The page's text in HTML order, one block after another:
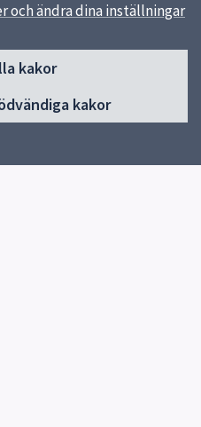
och ändra dina inställningar
kakor
kakor